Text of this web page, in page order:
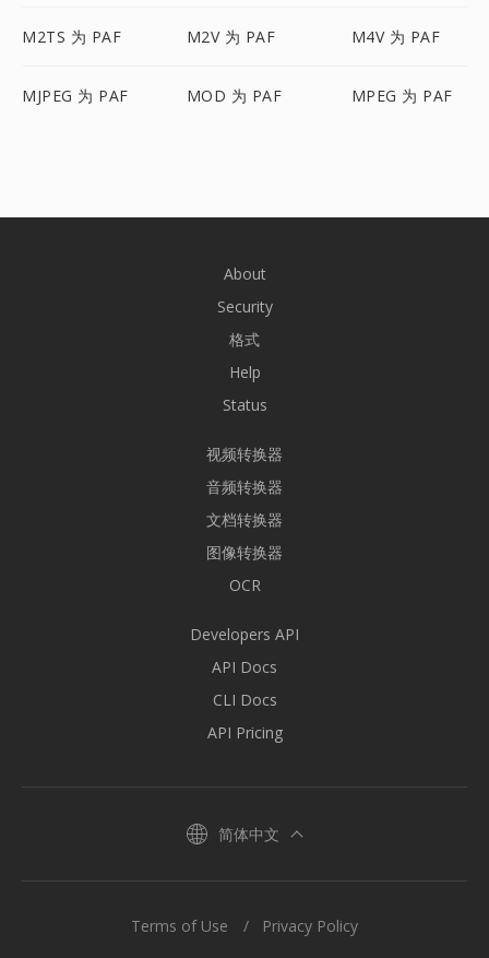
M2TS 为 PAF M2V 为 PAF M4V 为 PAF
MJPEG 为 PAF MOD 为 PAF MPEG 为 PAF
About
Security
格式
Help
Status
视频转换器
音频转换器
文档转换器
图像转换器
OCR
Developers API
API Docs
CLI Docs
API Pricing
简体中文
Terms of Use Privacy Policy